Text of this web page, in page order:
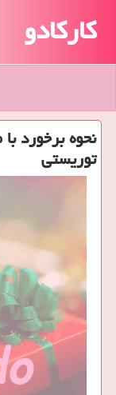
کارکادو
نحوه برخورد
توریستی